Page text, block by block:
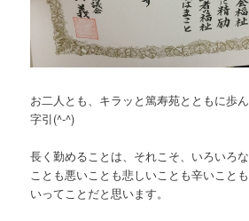
お二人とも、キラッと篤寿苑とともに歩
字引(^-^)
長く勤めることは、それこそ、いろいろ
ことも悪いことも悲しいことも辛いこと
いってことだと思います。